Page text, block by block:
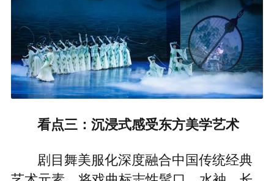
看点三：沉浸式感受东方美学艺术
剧目舞美服化深度融合中国传统经典